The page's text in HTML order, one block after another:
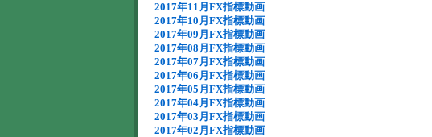
2017年11月FX指標動画
2017年10月FX指標動画
2017年09月FX指標動画
2017年08月FX指標動画
2017年07月FX指標動画
2017年06月FX指標動画
2017年05月FX指標動画
2017年04月FX指標動画
2017年03月FX指標動画
2017年02月FX指標動画